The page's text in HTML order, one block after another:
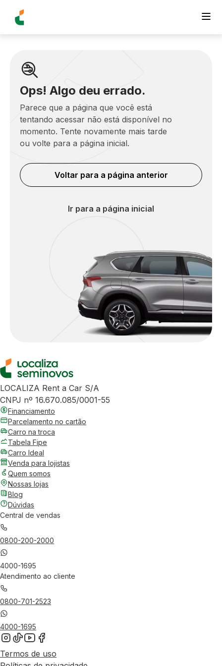
Ops! Algo deu errado.
Parece que a página que você está
tentando acessar não está disponível no
momento. Tente novamente mais tarde
ou volte para a página inicial.
Voltar para a página anterior
Ir para a página inicial
LOCALIZA Rent a Car S/A
CNPJ nº 16.670.085/0001-55
Financiamento
Parcelamento no cartão
Carro na troca
Tabela Fipe
Carro Ideal
Venda para lojistas
Quem somos
Nossas lojas
Blog
Dúvidas
Central de vendas
0800-200-2000
4000-1695
Atendimento ao cliente
0800-701-2523
4000-1695
Termos de uso